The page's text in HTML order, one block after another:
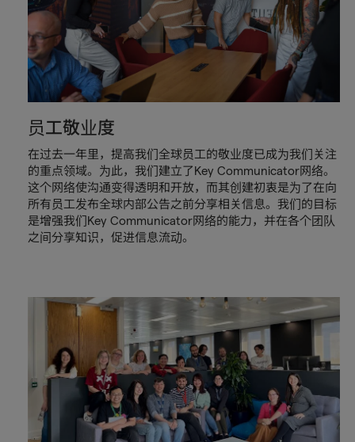
员工敬业度
在过去一年里，提高我们全球员工的敬业度已成为我们关注
的重点领域。为此，我们建立了Key Communicator网络。
这个网络使沟通变得透明和开放，而其创建初衷是为了在向
所有员工发布全球内部公告之前分享相关信息。我们的目标
是增强我们Key Communicator网络的能力，并在各个团队
之间分享知识，促进信息流动。